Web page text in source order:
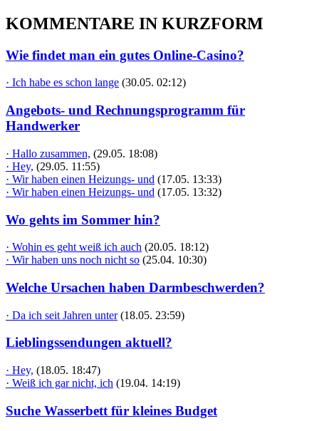
KOMMENTARE IN KURZFORM
Wie findet man ein gutes Online-Casino?
· Ich habe es schon lange (30.05. 02:12)
Angebots- und Rechnungsprogramm für
Handwerker
· Hallo zusammen, (29.05. 18:08)
· Hey, (29.05. 11:55)
· Wir haben einen Heizungs- und (17.05. 13:33)
· Wir haben einen Heizungs- und (17.05. 13:32)
Wo gehts im Sommer hin?
· Wohin es geht weiß ich auch (20.05. 18:12)
· Wir haben uns noch nicht so (25.04. 10:30)
Welche Ursachen haben Darmbeschwerden?
· Da ich seit Jahren unter (18.05. 23:59)
Lieblingssendungen aktuell?
· Hey, (18.05. 18:47)
· Weiß ich gar nicht, ich (19.04. 14:19)
Suche Wasserbett für kleines Budget